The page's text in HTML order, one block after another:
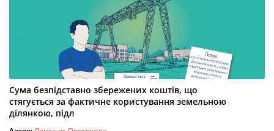
Сума безпідставно збережених коштів, що
стягується за фактичне користування земельною
ділянкою, підл